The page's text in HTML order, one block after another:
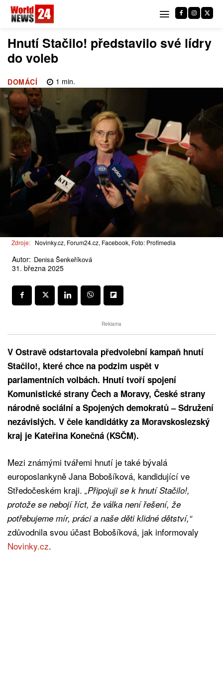
Hnutí Stačilo! představilo své lídry
do voleb
DOMÁCÍ 1 min.
Zdroje: Novinky.cz, Forum24.cz, Facebook, Foto: Profimedia
Autor: Denisa Šenkeříková
31. března 2025
Reklama
V Ostravě odstartovala předvolební kampaň hnutí
Stačilo!, které chce na podzim uspět v
parlamentních volbách. Hnutí tvoří spojení
Komunistické strany Čech a Moravy, České strany
národně sociální a Spojených demokratů – Sdružení
nezávislých. V čele kandidátky za Moravskoslezský
kraj je Kateřina Konečná (KSČM).
Mezi známými tvářemi hnutí je také bývalá
europoslankyně Jana Bobošíková, kandidující ve
Středočeském kraji. „Připojuji se k hnutí Stačilo!,
protože se nebojí říct, že válka není řešení, že
potřebujeme mír, práci a naše děti klidné dětství,“
zdůvodnila svou účast Bobošíková, jak informovaly
Novinky.cz.